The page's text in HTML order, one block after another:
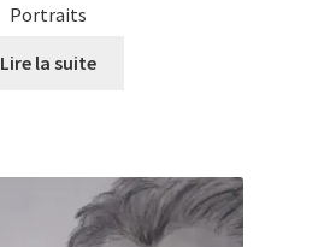
Portraits
Lire la suite